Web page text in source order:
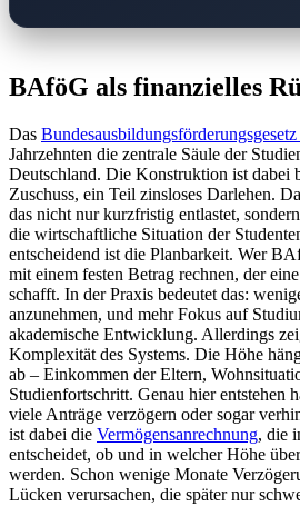
BAföG als finanzielles
Das
Jahrzehnten die zentrale Säule der
Deutschland. Die Konstruktion ist dabei
Zuschuss, ein Teil zinsloses Darlehen.
das nicht nur kurzfristig entlastet,
die wirtschaftliche Situation der
entscheidend ist die Planbarkeit. Wer
mit einem festen Betrag rechnen, der
schafft. In der Praxis bedeutet das:
anzunehmen, und mehr Fokus auf
akademische Entwicklung. Allerdings
Komplexität des Systems. Die Höhe
ab – Einkommen der Eltern,
Studienfortschritt. Genau hier entstehen
viele Anträge verzögern oder sogar
ist dabei die Vermögensanrechnung, die
entscheidet, ob und in welcher Höhe
werden. Schon wenige Monate
Lücken verursachen, die später nur